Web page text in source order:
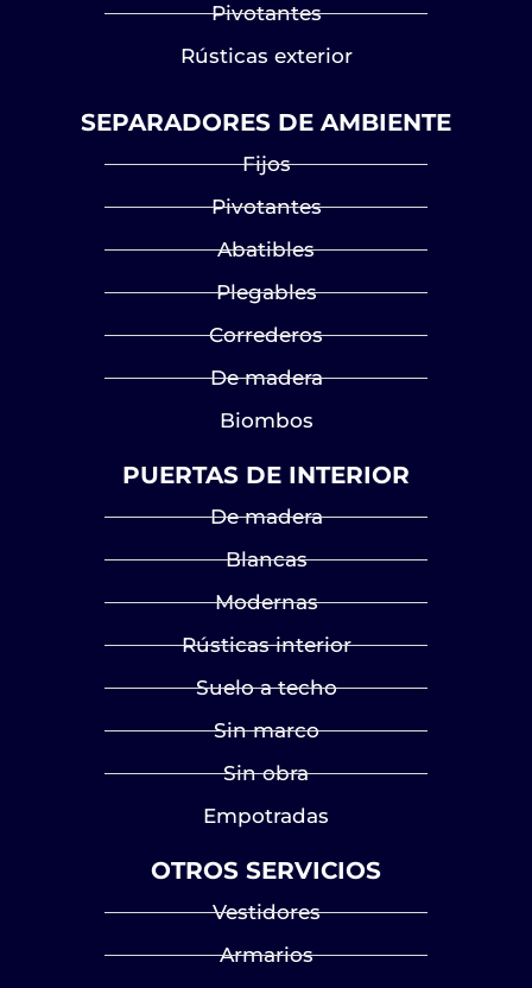
Pivotantes
Rústicas exterior
SEPARADORES DE AMBIENTE
Fijos
Pivotantes
Abatibles
Plegables
Correderos
De madera
Biombos
PUERTAS DE INTERIOR
De madera
Blancas
Modernas
Rústicas interior
Suelo a techo
Sin marco
Sin obra
Empotradas
OTROS SERVICIOS
Vestidores
Armarios